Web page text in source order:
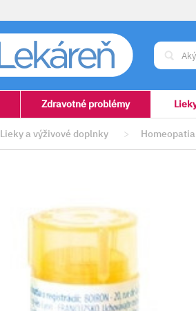
Zdravotné problémy
Lieky a výživové doplnky > Homeopatia